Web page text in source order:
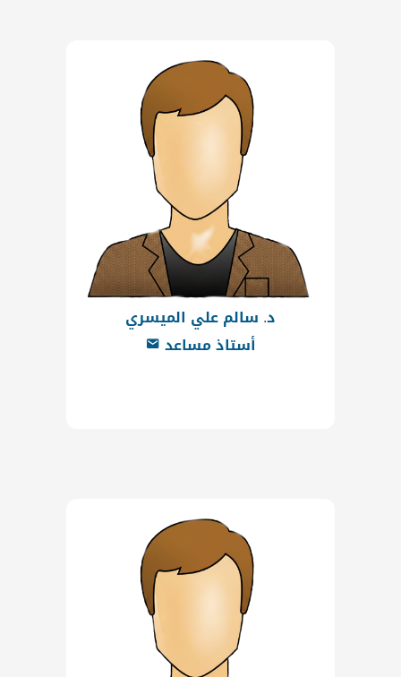
د. سالم علي الميسري
أستاذ مساعد